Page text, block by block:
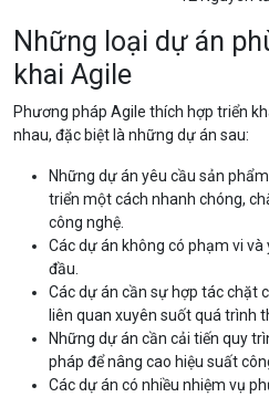
Những loại dự án
khai Agile
Phương pháp Agile thích hợp triển
nhau, đặc biệt là những dự án sau:
Những dự án yêu cầu sản
triển một cách nhanh chóng,
công nghệ.
Các dự án không có phạm vi
đầu.
Các dự án cần sự hợp tác chặt
liên quan xuyên suốt quá trình
Những dự án cần cải tiến quy
pháp để nâng cao hiệu suất
Các dự án có nhiều nhiệm vụ